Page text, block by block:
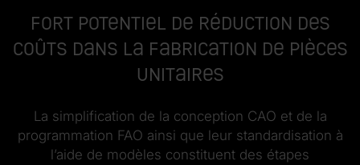
Fort potentiel de réduction des
coûts dans la fabrication de pièces
unitaires
La simplification de la conception CAO et de la
programmation FAO ainsi que leur standardisation à
l’aide de modèles constituent des étapes